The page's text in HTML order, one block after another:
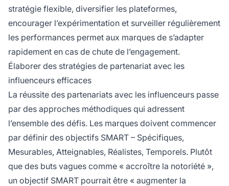
stratégie flexible, diversifier les plateformes,
encourager l’expérimentation et surveiller régulièrement
les performances permet aux marques de s’adapter
rapidement en cas de chute de l’engagement.
Élaborer des stratégies de partenariat avec les
influenceurs efficaces
La réussite des partenariats avec les influenceurs passe
par des approches méthodiques qui adressent
l’ensemble des défis. Les marques doivent commencer
par définir des objectifs SMART – Spécifiques,
Mesurables, Atteignables, Réalistes, Temporels. Plutôt
que des buts vagues comme « accroître la notoriété »,
un objectif SMART pourrait être « augmenter la